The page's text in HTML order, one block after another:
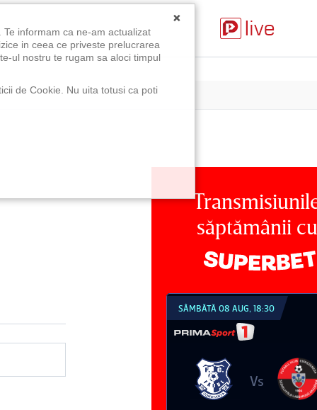
săptămânii cu
Vs
SÂMBĂTĂ 08 AUG, 21:30
Vs
×
informam ca ne-am actualizat
in ceea ce priveste prelucrarea
ul nostru te rugam sa aloci timpul
de Cookie. Nu uita totusi ca poti